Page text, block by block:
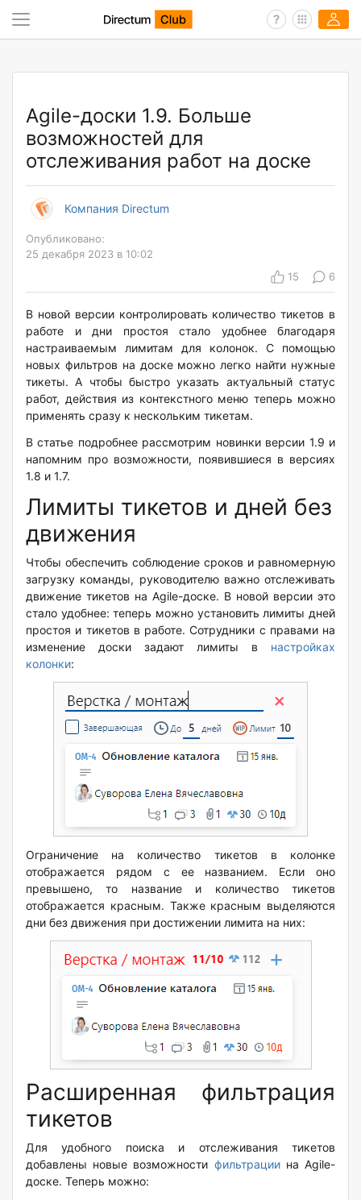
Agile-доски 1.9. Больше
возможностей для
отслеживания работ на доске
Компания Directum
Опубликовано:
25 декабря 2023 в 10:02
15
6
В новой версии контролировать количество тикетов в
работе и дни простоя стало удобнее благодаря
настраиваемым лимитам для колонок. С помощью
новых фильтров на доске можно легко найти нужные
тикеты. А чтобы быстро указать актуальный статус
работ, действия из контекстного меню теперь можно
применять сразу к нескольким тикетам.
В статье подробнее рассмотрим новинки версии 1.9 и
напомним про возможности, появившиеся в версиях
1.8 и 1.7.
Лимиты тикетов и дней без
движения
Чтобы обеспечить соблюдение сроков и равномерную
загрузку команды, руководителю важно отслеживать
движение тикетов на Agile-доске. В новой версии это
стало удобнее: теперь можно установить лимиты дней
простоя и тикетов в работе. Сотрудники с правами на
изменение доски задают лимиты в настройках
колонки:
Ограничение на количество тикетов в колонке
отображается рядом с ее названием. Если оно
превышено, то название и количество тикетов
отображается красным. Также красным выделяются
дни без движения при достижении лимита на них:
Расширенная фильтрация
тикетов
Для удобного поиска и отслеживания тикетов
добавлены новые возможности фильтрациина Agile-
доске. Теперь можно: